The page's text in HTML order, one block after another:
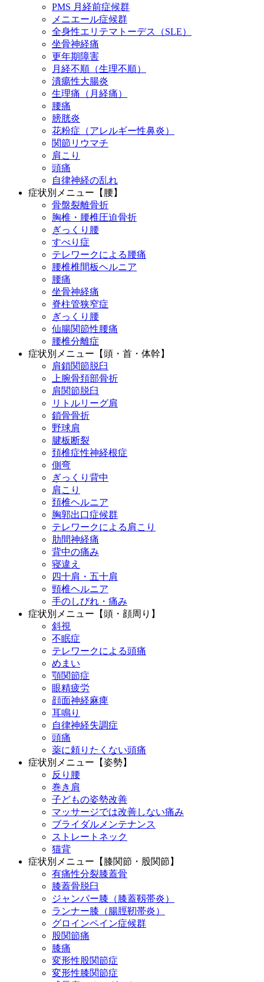
PMS 月経前症候群
メニエール症候群
全身性エリテマトーデス（SLE）
坐骨神経痛
更年期障害
月経不順（生理不順）
潰瘍性大腸炎
生理痛（月経痛）
腰痛
膀胱炎
花粉症（アレルギー性鼻炎）
関節リウマチ
肩こり
頭痛
自律神経の乱れ
症状別メニュー【腰】
骨盤裂離骨折
胸椎・腰椎圧迫骨折
ぎっくり腰
すべり症
テレワークによる腰痛
腰椎椎間板ヘルニア
腰痛
坐骨神経痛
脊柱管狭窄症
ぎっくり腰
仙腸関節性腰痛
腰椎分離症
症状別メニュー【頭・首・体幹】
肩鎖関節脱臼
上腕骨頚部骨折
肩関節脱臼
リトルリーグ肩
鎖骨骨折
野球肩
腱板断裂
頚椎症性神経根症
側弯
ぎっくり背中
肩こり
頚椎ヘルニア
胸郭出口症候群
テレワークによる肩こり
肋間神経痛
背中の痛み
寝違え
四十肩・五十肩
頸椎ヘルニア
手のしびれ・痛み
症状別メニュー【頭・顔周り】
斜視
不眠症
テレワークによる頭痛
めまい
顎関節症
眼精疲労
顔面神経麻痺
耳鳴り
自律神経失調症
頭痛
薬に頼りたくない頭痛
症状別メニュー【姿勢】
反り腰
巻き肩
子どもの姿勢改善
マッサージでは改善しない痛み
ブライダルメンテナンス
ストレートネック
猫背
症状別メニュー【膝関節・股関節】
有痛性分裂膝蓋骨
膝蓋骨脱臼
ジャンパー膝（膝蓋靱帯炎）
ランナー膝（腸脛靭帯炎）
グロインペイン症候群
股関節痛
膝痛
変形性股関節症
変形性膝関節症